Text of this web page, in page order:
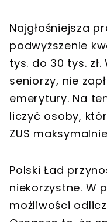
Najgłośniejsza
podwyższenie
tys. do 30 tys.
seniorzy, nie
emerytury. Na
liczyć osoby,
ZUS
Polski Ład
niekorzystne. W
możliwości